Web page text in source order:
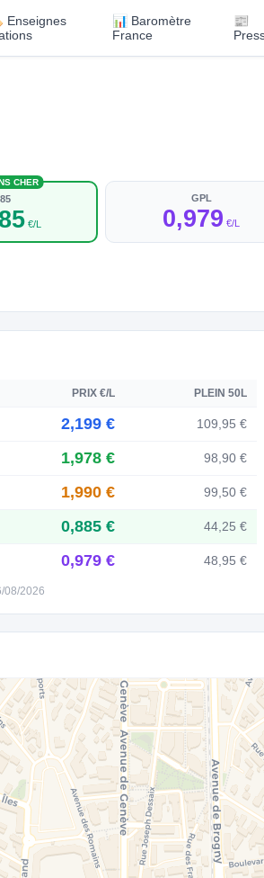
📊 Baromètre
France
📰
CHER
€/L
GPL
0,979 €/L
PRIX €/L PLEIN 50L
2,199 € 109,95 €
1,978 € 98,90 €
1,990 € 99,50 €
0,885 € 44,25 €
0,979 € 48,95 €
08/2026